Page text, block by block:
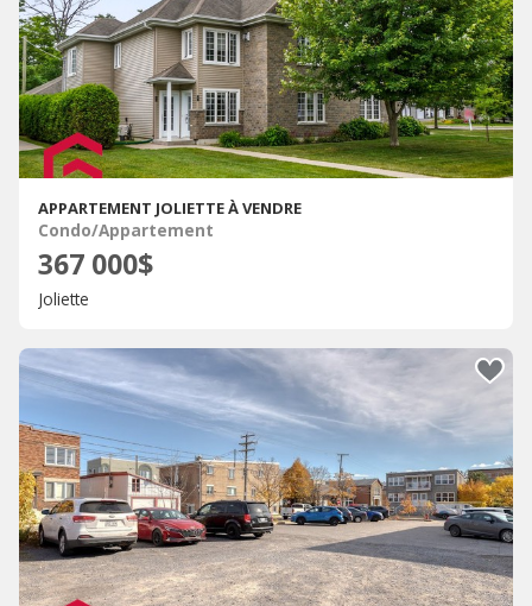
APPARTEMENT JOLIETTE À VENDRE
Condo/Appartement
367 000$
Joliette